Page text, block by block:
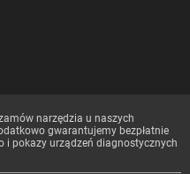
narzędzia u naszych
gwarantujemy bezpłatnie
i pokazy urządzeń diagnostycznych